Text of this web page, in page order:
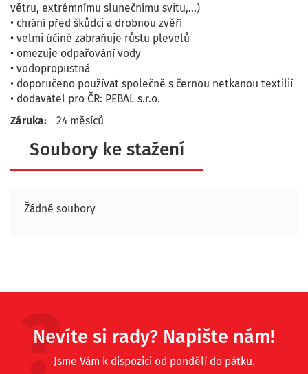
větru, extrémnímu slunečnímu svitu,...)
• chrání před škůdci a drobnou zvěří
• velmi účině zabraňuje růstu plevelů
• omezuje odpařování vody
• vodopropustná
• doporučeno používat společně s černou netkanou textilií
• dodavatel pro ČR: PEBAL s.r.o.
Záruka:
24 měsíců
Soubory ke stažení
Žádné soubory
Nevíte si rady? Napište nám!
Jsme Vám k dispozici od pondělí do pátku.